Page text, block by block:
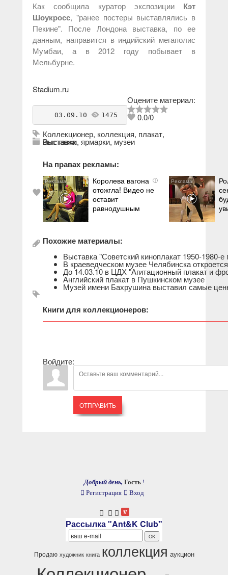
Как сообщила куратор экспозиции Кэт
Шоукросс, "ранее постеры выставлялись в
Пекине". После Лондона выставка, по ее
данным, направится в индийский мегаполис
Мумбаи, а в 2012 году побывает в
Мельбурне.
Stadium.ru
Оцените материал:
0.0/0
    03.09.10
1475 antikvarius
Коллекционер, коллекция, плакат,
выставка
Выставки, ярмарки, музеи
На правах рекламы:
i
Королева вагона
отожгла! Видео не
оставит
равнодушным
Похожие материалы:
Выставка "Советский киноплакат 1950-1980-
В краеведческом музее Челябинска
До 14.03.10 в ЦДХ "Агитационный плакат и
Английский плакат в Пушкинском музее
Музей имени Бахрушина выставил самые
Книги для коллекционеров:
Войдите:
ОТПРАВИТЬ
Добрый день, Гость !
Регистрация
Вход
Рассылка "Ant&K Club"
Продаю художник книга коллекция аукцион